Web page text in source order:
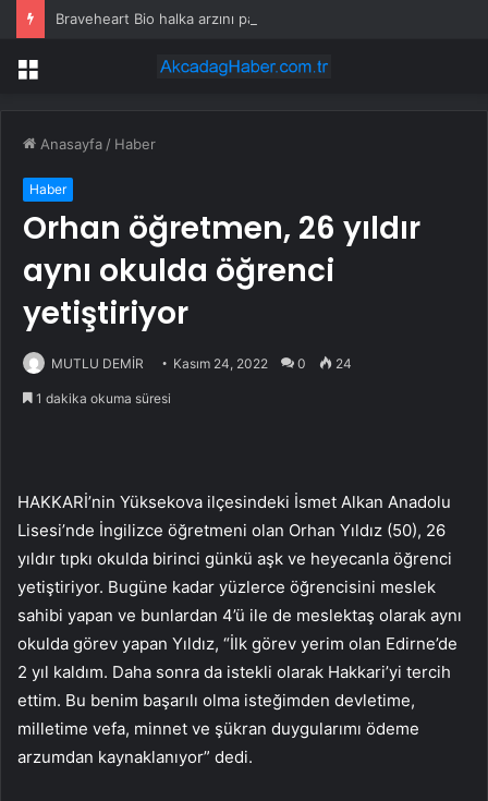
Menü
Anasayfa / Haber
Haber
Orhan öğretmen, 26 yıldır
aynı okulda öğrenci
yetiştiriyor
MUTLU DEMİR Kasım 24, 2022 0 24
1 dakika okuma süresi
HAKKARİ’nin Yüksekova ilçesindeki İsmet Alkan Anadolu
Lisesi’nde İngilizce öğretmeni olan Orhan Yıldız (50), 26
yıldır tıpkı okulda birinci günkü aşk ve heyecanla öğrenci
yetiştiriyor. Bugüne kadar yüzlerce öğrencisini meslek
sahibi yapan ve bunlardan 4’ü ile de meslektaş olarak aynı
okulda görev yapan Yıldız, “İlk görev yerim olan Edirne’de
2 yıl kaldım. Daha sonra da istekli olarak Hakkari’yi tercih
ettim. Bu benim başarılı olma isteğimden devletime,
milletime vefa, minnet ve şükran duygularımı ödeme
arzumdan kaynaklanıyor” dedi.